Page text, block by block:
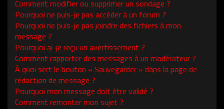
Comment modifier ou supprimer un sondage ?
Pourquoi ne puis-je pas accéder à un forum ?
Pourquoi ne puis-je pas joindre des fichiers à mon
message ?
Pourquoi ai-je reçu un avertissement ?
Comment rapporter des messages à un modérateur ?
À quoi sert le bouton « Sauvegarder » dans la page de
rédaction de message ?
Pourquoi mon message doit être validé ?
Comment remonter mon sujet ?